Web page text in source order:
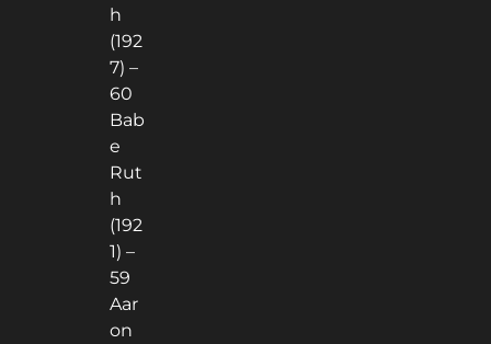
h
(192
7) –
60
Bab
e
Rut
h
(192
1) –
59
Aar
on